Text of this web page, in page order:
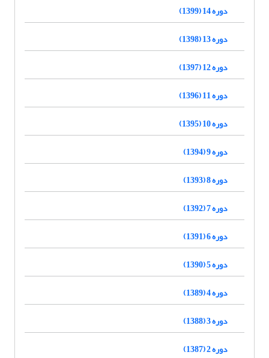
دوره 14 (1399)
دوره 13 (1398)
دوره 12 (1397)
دوره 11 (1396)
دوره 10 (1395)
دوره 9 (1394)
دوره 8 (1393)
دوره 7 (1392)
دوره 6 (1391)
دوره 5 (1390)
دوره 4 (1389)
دوره 3 (1388)
دوره 2 (1387)